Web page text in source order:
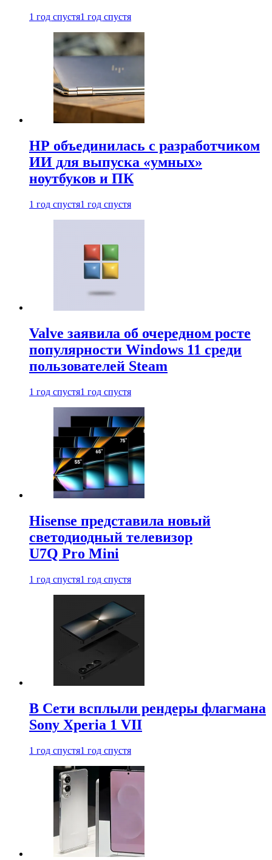
1 год спустя1 год спустя
HP объединилась с разработчиком
ИИ для выпуска «умных»
ноутбуков и ПК
1 год спустя1 год спустя
Valve заявила об очередном росте
популярности Windows 11 среди
пользователей Steam
1 год спустя1 год спустя
Hisense представила новый
светодиодный телевизор
U7Q Pro Mini
1 год спустя1 год спустя
В Сети всплыли рендеры флагмана
Sony Xperia 1 VII
1 год спустя1 год спустя